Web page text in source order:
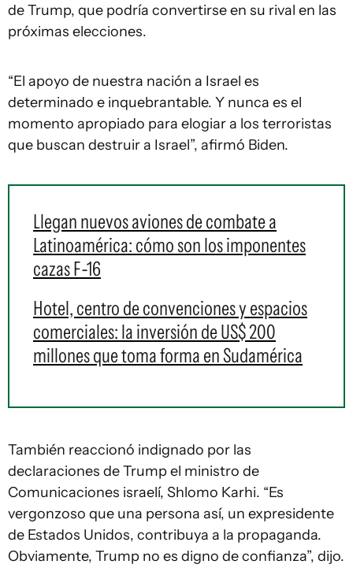
de Trump, que podría convertirse en su rival en las
próximas elecciones.
“El apoyo de nuestra nación a Israel es
determinado e inquebrantable. Y nunca es el
momento apropiado para elogiar a los terroristas
que buscan destruir a Israel”, afirmó Biden.
Llegan nuevos aviones de combate a
Latinoamérica: cómo son los imponentes
cazas F-16
Hotel, centro de convenciones y espacios
comerciales: la inversión de US$ 200
millones que toma forma en Sudamérica
También reaccionó indignado por las
declaraciones de Trump el ministro de
Comunicaciones israelí, Shlomo Karhi. “Es
vergonzoso que una persona así, un expresidente
de Estados Unidos, contribuya a la propaganda.
Obviamente, Trump no es digno de confianza”, dijo.